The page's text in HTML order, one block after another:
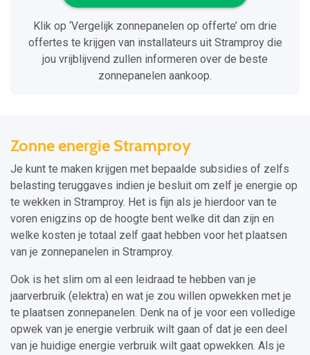
Klik op ‘Vergelijk zonnepanelen op offerte’ om drie
offertes te krijgen van installateurs uit Stramproy die
jou vrijblijvend zullen informeren over de beste
zonnepanelen aankoop.
Zonne energie Stramproy
Je kunt te maken krijgen met bepaalde subsidies of zelfs
belasting teruggaves indien je besluit om zelf je energie op
te wekken in Stramproy. Het is fijn als je hierdoor van te
voren enigzins op de hoogte bent welke dit dan zijn en
welke kosten je totaal zelf gaat hebben voor het plaatsen
van je zonnepanelen in Stramproy.
Ook is het slim om al een leidraad te hebben van je
jaarverbruik (elektra) en wat je zou willen opwekken met je
te plaatsen zonnepanelen. Denk na of je voor een volledige
opwek van je energie verbruik wilt gaan of dat je een deel
van je huidige energie verbruik wilt gaat opwekken. Als je